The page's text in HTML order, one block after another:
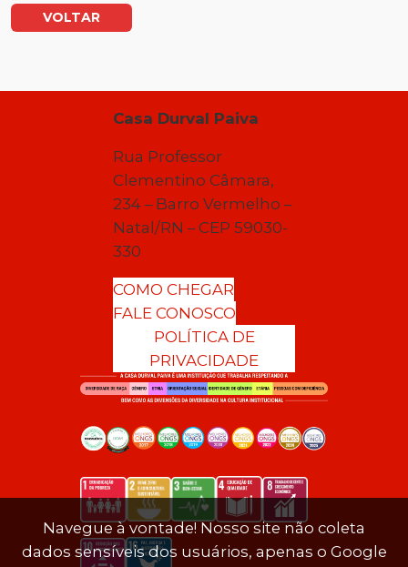
VOLTAR
Casa Durval Paiva
Rua Professor
Clementino Câmara,
234 – Barro Vermelho –
Natal/RN – CEP 59030-
330
COMO CHEGAR
FALE CONOSCO
POLÍTICA DE
PRIVACIDADE
Navegue à vontade! Nosso site não coleta
dados sensíveis dos usuários, apenas o Google